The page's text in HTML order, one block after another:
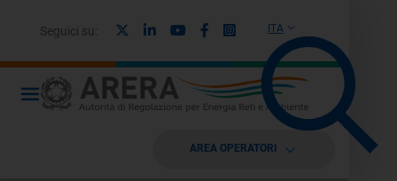
ITA
Seguici su: LinkedinYoutubeFacebook
Instagram
AREA OPERATORI